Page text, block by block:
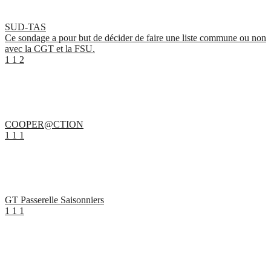
SUD-TAS
Ce sondage a pour but de décider de faire une liste commune ou non
avec la CGT et la FSU.
1 1 2
COOPER@CTION
1 1 1
GT Passerelle Saisonniers
1 1 1